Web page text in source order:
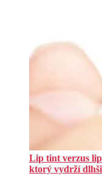
Lip tint verzus
ktorý vydrží